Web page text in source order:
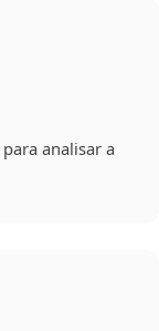
analisar a